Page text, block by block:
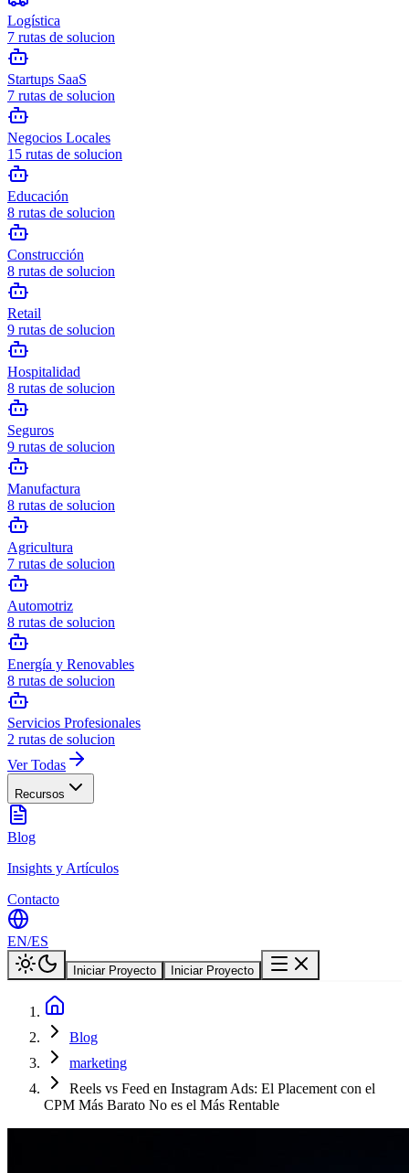
Logística
7 rutas de solucion
Startups SaaS
7 rutas de solucion
Negocios Locales
15 rutas de solucion
Educación
8 rutas de solucion
Construcción
8 rutas de solucion
Retail
9 rutas de solucion
Hospitalidad
8 rutas de solucion
Seguros
9 rutas de solucion
Manufactura
8 rutas de solucion
Agricultura
7 rutas de solucion
Automotriz
8 rutas de solucion
Energía y Renovables
8 rutas de solucion
Servicios Profesionales
2 rutas de solucion
Ver Todas
Recursos
Blog
Insights y Artículos
Contacto
EN/ES
Iniciar Proyecto Iniciar Proyecto
Blog
marketing
Reels vs Feed en Instagram Ads: El Placement con el
CPM Más Barato No es el Más Rentable